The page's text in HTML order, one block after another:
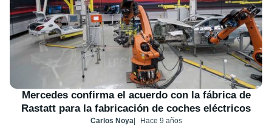
Mercedes confirma el acuerdo con la fábrica de
Rastatt para la fabricación de coches eléctricos
Carlos Noya Hace 9 años